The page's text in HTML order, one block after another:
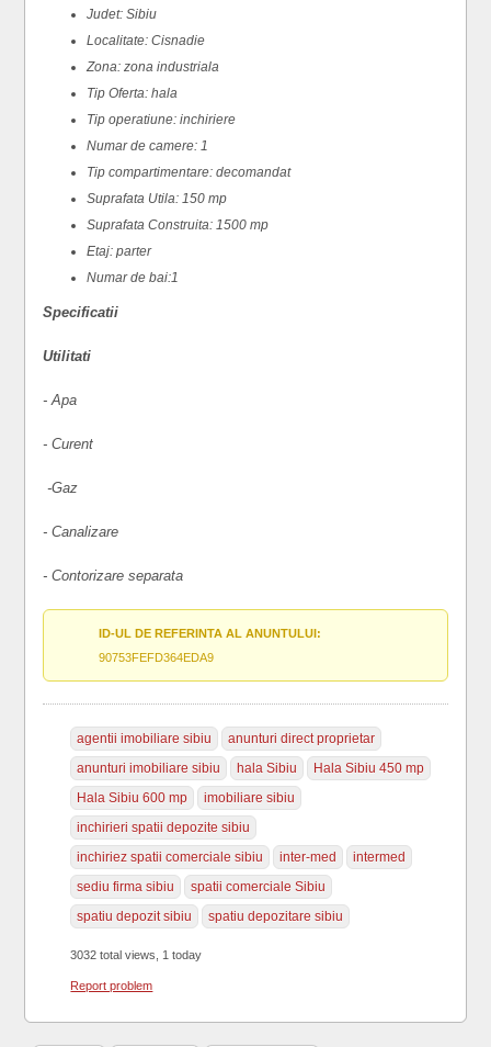
Judet: Sibiu
Localitate: Cisnadie
Zona: zona industriala
Tip Oferta: hala
Tip operatiune: inchiriere
Numar de camere: 1
Tip compartimentare: decomandat
Suprafata Utila: 150 mp
Suprafata Construita: 1500 mp
Etaj: parter
Numar de bai:1
Specificatii
Utilitati
- Apa
- Curent
-Gaz
- Canalizare
- Contorizare separata
ID-UL DE REFERINTA AL ANUNTULUI:
90753FEFD364EDA9
agentii imobiliare sibiu
anunturi direct proprietar
anunturi imobiliare sibiu
hala Sibiu
Hala Sibiu 450 mp
Hala Sibiu 600 mp
imobiliare sibiu
inchirieri spatii depozite sibiu
inchiriez spatii comerciale sibiu
inter-med
intermed
sediu firma sibiu
spatii comerciale Sibiu
spatiu depozit sibiu
spatiu depozitare sibiu
3032 total views, 1 today
Report problem